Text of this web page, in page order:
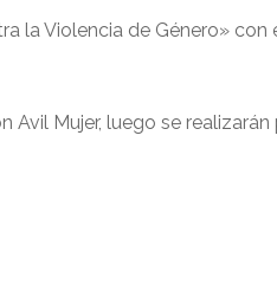
la Violencia de Género»
Mujer, luego se